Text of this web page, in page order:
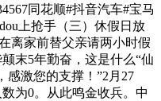
同花顺#抖音汽车#宝马
上抢手（三）休假日放
离家前替父亲请两小时假
末5年勤奋，这是什么“仙
感激您的支撑！”2月27
为0。从此鸣金收兵。中